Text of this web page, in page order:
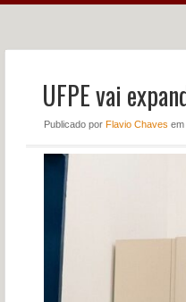
UFPE vai
Publicado por Flavio Chaves em